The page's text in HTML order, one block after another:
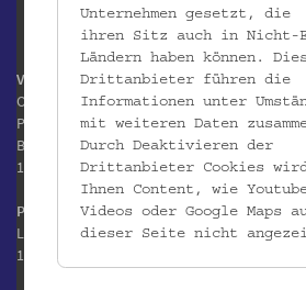
Volkskundemuseum Wien
Otto Wagner Areal
Pavillon 1
Baumgartner Höhe 1
1140 Wien
Postanschrift:
Laudongasse 15-19
1080 Wien
Unternehmen gesetzt, die
ihren Sitz auch in Nicht-
Ländern haben können.
Drittanbieter führen die
Informationen unter
mit weiteren Daten
Durch Deaktivieren der
Drittanbieter Cookies
Ihnen Content, wie
Videos oder Google Maps
dieser Seite nicht